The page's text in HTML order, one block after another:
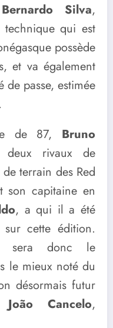
Bernardo Silva,
technique qui est
possède
et va également
de passe, estimée
de 87, Bruno
rivaux de
terrain des Red
son capitaine en
, a qui il a été
cette édition.
sera donc le
le mieux noté du
désormais futur
João Cancelo,